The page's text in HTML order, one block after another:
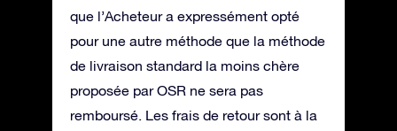
que l’Acheteur a expressément opté
pour une autre méthode que la méthode
de livraison standard la moins chère
proposée par OSR ne sera pas
remboursé. Les frais de retour sont à la